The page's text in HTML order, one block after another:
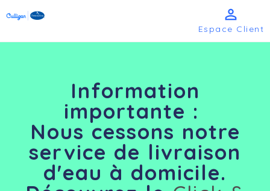

Espace Client
Information
importante :
Nous cessons notre
service de livraison
d'eau à domicile.